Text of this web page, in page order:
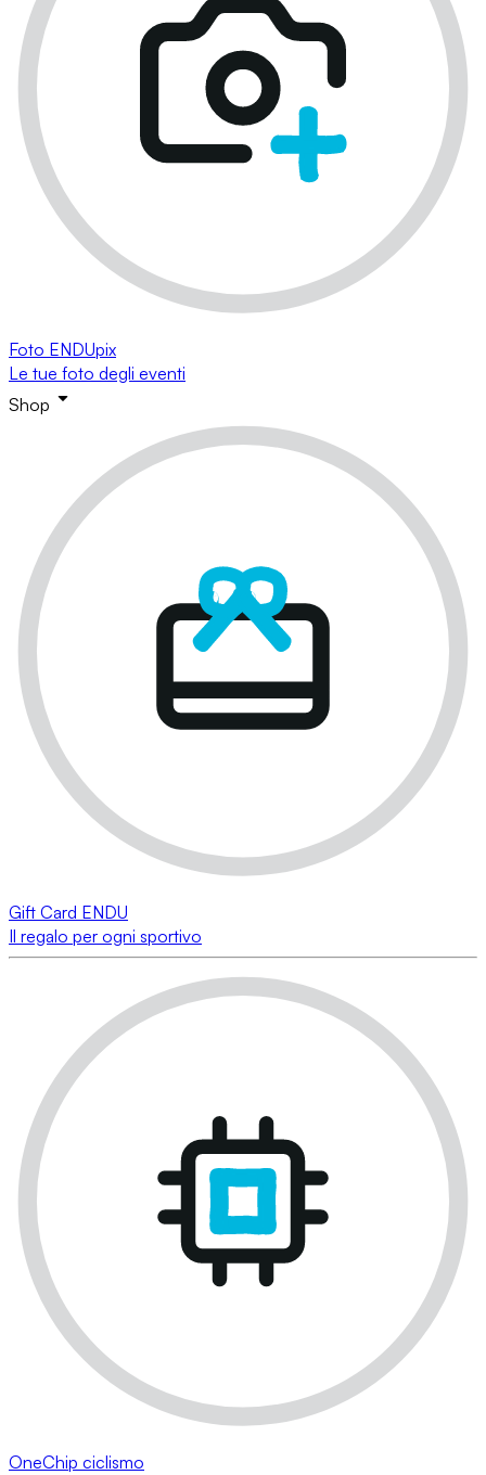
Foto ENDUpix
Le tue foto degli eventi
Shop
Gift Card ENDU
Il regalo per ogni sportivo
OneChip ciclismo